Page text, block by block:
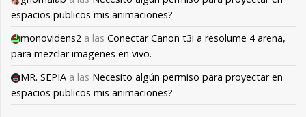
espacios publicos mis animaciones?
monovidens2 a las Conectar Canon t3i a resolume 4 arena,
para mezclar imagenes en vivo.
MR. SEPIA a las Necesito algún permiso para proyectar en
espacios publicos mis animaciones?